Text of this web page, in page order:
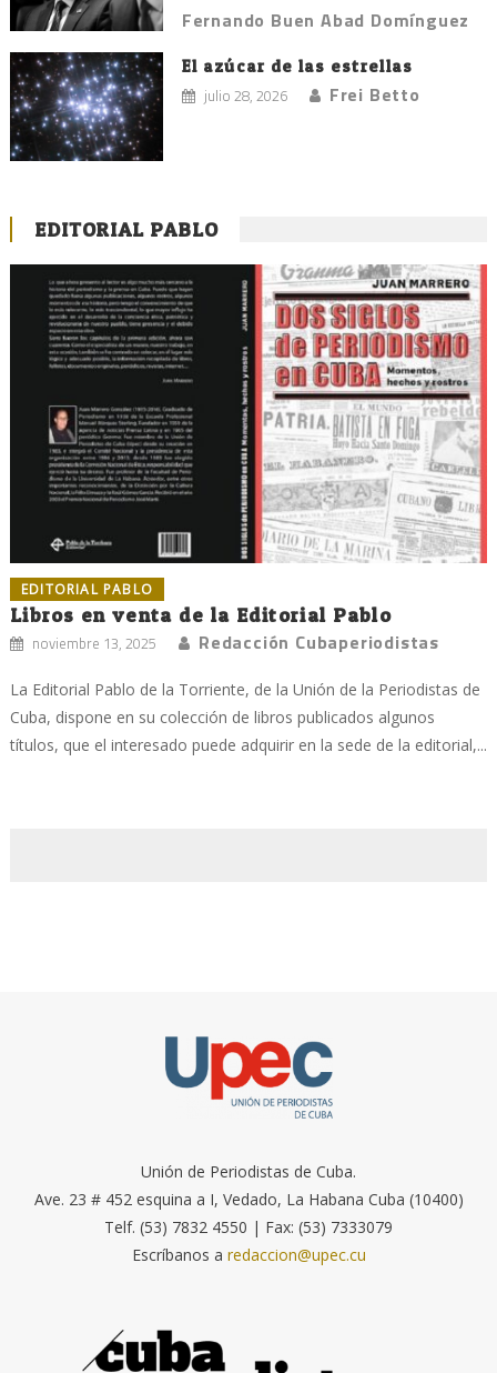
Fernando Buen Abad Domínguez
El azúcar de las estrellas
julio 28, 2026 Frei Betto
EDITORIAL PABLO
EDITORIAL PABLO
Libros en venta de la Editorial Pablo
noviembre 13, 2025 Redacción Cubaperiodistas
La Editorial Pablo de la Torriente, de la Unión de la Periodistas de
Cuba, dispone en su colección de libros publicados algunos
títulos, que el interesado puede adquirir en la sede de la editorial,...
Unión de Periodistas de Cuba.
Ave. 23 # 452 esquina a I, Vedado, La Habana Cuba (10400)
Telf. (53) 7832 4550 | Fax: (53) 7333079
Escríbanos a redaccion@upec.cu